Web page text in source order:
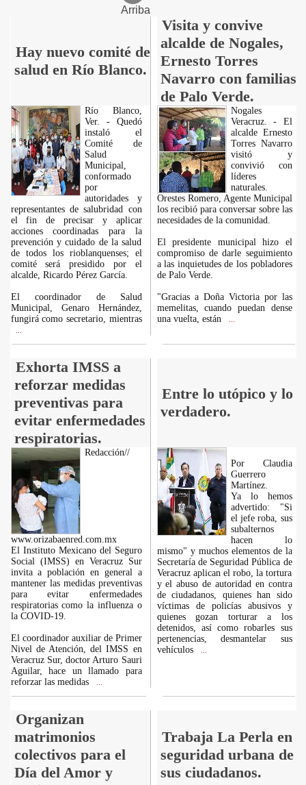
Arriba
Hay nuevo comité de
salud en Río Blanco.
Visita y convive
alcalde de Nogales,
Ernesto Torres
Navarro con familias
de Palo Verde.
Río Blanco,
Ver. - Quedó
instaló el
Comité de
Salud
Municipal,
conformado
por
autoridades y
representantes de salubridad con
el fin de precisar y aplicar
acciones coordinadas para la
prevención y cuidado de la salud
de todos los rioblanquenses; el
comité será presidido por el
alcalde, Ricardo Pérez García.
El coordinador de Salud
Municipal, Genaro Hernández,
fungirá como secretario, mientras
Nogales
Veracruz. - El
alcalde Ernesto
Torres Navarro
visitó y
convivió con
líderes
naturales.
Orestes Romero, Agente Municipal
los recibió para conversar sobre las
necesidades de la comunidad.
El presidente municipal hizo el
compromiso de darle seguimiento
a las inquietudes de los pobladores
de Palo Verde.
"Gracias a Doña Victoria por las
memelitas, cuando puedan dense
una vuelta, están
Exhorta IMSS a
reforzar medidas
preventivas para
evitar enfermedades
respiratorias.
Entre lo utópico y lo
verdadero.
Redacción//
www.orizabaenred.com.mx
El Instituto Mexicano del Seguro
Social (IMSS) en Veracruz Sur
invita a población en general a
mantener las medidas preventivas
para evitar enfermedades
respiratorias como la influenza o
la COVID-19.
El coordinador auxiliar de Primer
Nivel de Atención, del IMSS en
Veracruz Sur, doctor Arturo Sauri
Aguilar, hace un llamado para
reforzar las medidas
Por Claudia
Guerrero
Martínez.
Ya lo hemos
advertido: "Si
el jefe roba, sus
subalternos
hacen lo
mismo" y muchos elementos de la
Secretaría de Seguridad Pública de
Veracruz aplican el robo, la tortura
y el abuso de autoridad en contra
de ciudadanos, quienes han sido
víctimas de policías abusivos y
quienes gozan torturar a los
detenidos, así como robarles sus
pertenencias, desmantelar sus
vehículos
Organizan
matrimonios
colectivos para el
Día del Amor y
Trabaja La Perla en
seguridad urbana de
sus ciudadanos.